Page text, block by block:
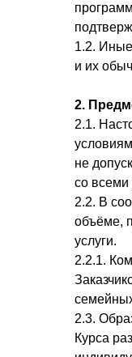
1.2.
и их
2.
2.1.
не
со всеми
2.2. В
объёме,
услуги.
2.2.1.
2.3.
Курса